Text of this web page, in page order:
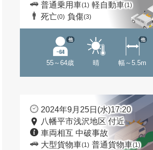
普通乗用車(1) 軽自動車(1)
死亡(0) 負傷(3)
55～64歳
他
晴 幅～5.5m
他
2024年9月25日(水)17:20
八幡平市浅沢地区 付近
車両相互 中破事故
大型貨物車(1) 普通貨物車(1)